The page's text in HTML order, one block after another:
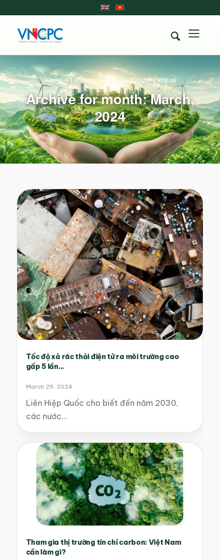
Archive for month: March,
2024
Home /Tin tức /Giới thiệu /2024 /March
Tốc độ xả rác thải điện tử ra môi trường cao
gấp 5 lần...
March 29, 2024
Liên Hiệp Quốc cho biết đến năm 2030,
các nước…
Tham gia thị trường tín chỉ carbon: Việt Nam
cần làm gì?